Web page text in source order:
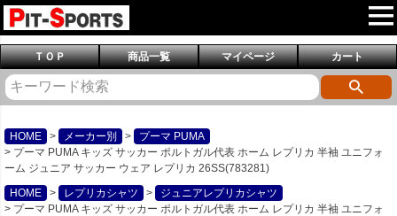
ＴＯＰ 商品一覧 マイページ カート
HOME メーカー別
プーマ PUMA
プーマ PUMA キッズ サッカー ポルトガル代表 ホーム レプリカ 半袖 ユニフォ
ーム ジュニア サッカー ウェア レプリカ 26SS(783281)
HOME
レプリカシャツ
ジュニアレプリカシャツ
プーマ PUMA キッズ サッカー ポルトガル代表 ホーム レプリカ 半袖 ユニフォ